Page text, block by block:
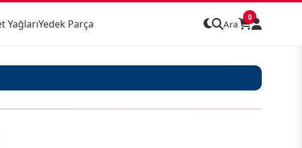
YağlarıYedek Parça Ara
0